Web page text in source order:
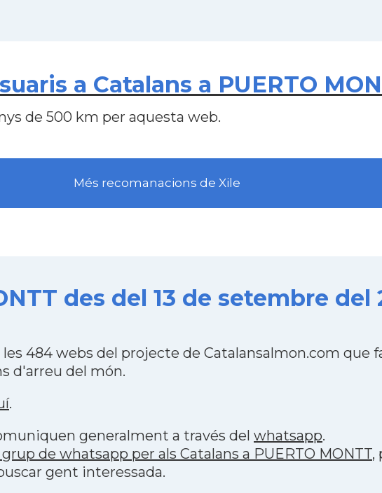
a Catalans a PUERTO
de 500 km per aquesta web.
Més recomanacions de Xile
des del 13 de setembre del
484 webs del projecte de Catalansalmon.com que
d'arreu del món.
.
generalment a través del whatsapp.
de whatsapp per als Catalans a PUERTO MONTT,
gent interessada.